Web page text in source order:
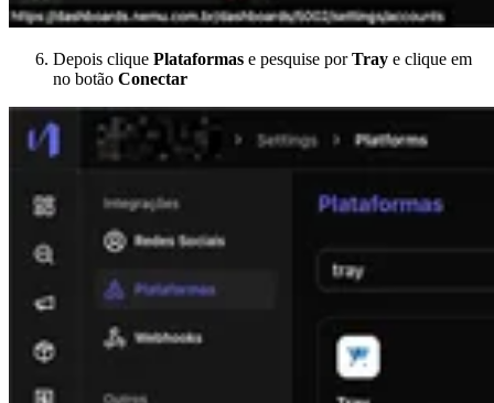
Depois clique Plataformas e pesquise porTray e clique em
no botão Conectar